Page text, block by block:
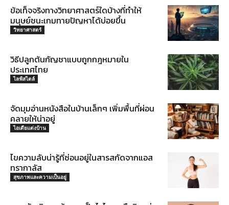
ข้อเท็จจริงทางวิทยาศาสตร์ใดบ้างที่ทำให้
มนุษย์ชนะเกมทายปัญหาได้บ่อยขึ้น
วิทยาศาสตร์
วิธีปลูกต้นกัญชาแบบถูกกฎหมายใน
ประเทศไทย
ไลฟ์สไตล์
จัดมุมอ่านหนังสือในบ้านเล็กๆ เพิ่มพื้นที่ผ่อน
คลายให้น่าอยู่
ไอเดียแต่งบ้าน
ไขความลับน่ารู้ที่ซ่อนอยู่ในสารสกัดจากแอส
ทรากาลัส
สุขภาพและความเป็นอยู่